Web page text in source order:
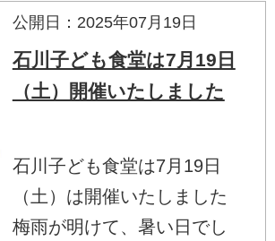
公開日：2025年07月19日
石川子ども食堂は7月19日
（土）開催いたしました
石川子ども食堂は7月19日
（土）は開催いたしました
梅雨が明けて、暑い日でし